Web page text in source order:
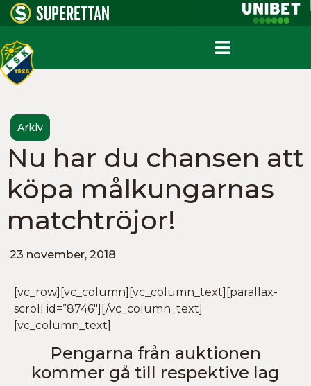
Arkiv
Nu har du chansen att
köpa målkungarnas
matchtröjor!
23 november, 2018
[vc_row][vc_column][vc_column_text][parallax-
scroll id=”8746″][/vc_column_text]
[vc_column_text]
Pengarna från auktionen
kommer gå till respektive lag